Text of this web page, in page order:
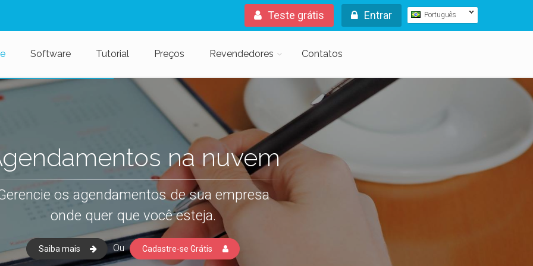
Teste grátis Entrar Português
Software Tutorial Preços Revendedores Contatos
na nuvem
os agendamentos de sua empresa
onde quer que você esteja.
Saiba mais Ou Cadastre-se Grátis